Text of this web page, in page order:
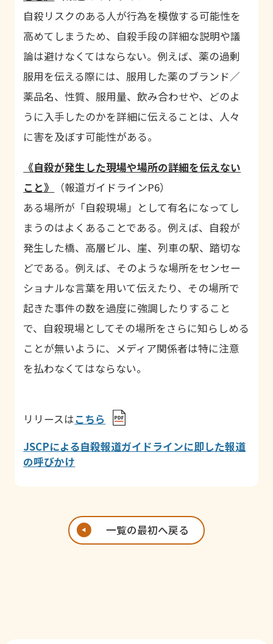
自殺リスクのある人が行為を模倣する可能性を
高めてしまうため、自殺手段の詳細な説明や議
論は避けなくてはならない。例えば、薬の過剰
服用を伝える際には、服用した薬のブランド／
薬品名、性質、服用量、飲み合わせや、どのよ
うに入手したのかを詳細に伝えることは、人々
に害を及ぼす可能性がある。
《自殺が発生した現場や場所の詳細を伝えない
こと》
（報道ガイドラインP6）
ある場所が「自殺現場」として有名になってし
まうのはよくあることである。例えば、自殺が
発生した橋、高層ビル、崖、列車の駅、踏切な
どである。例えば、そのような場所をセンセー
ショナルな言葉を用いて伝えたり、その場所で
起きた事件の数を過度に強調したりすること
で、自殺現場としてその場所をさらに知らしめる
ことが無いように、メディア関係者は特に注意
を払わなくてはならない。
リリースはこちら
JSCPによる自殺報道ガイドラインに即した報道
の呼びかけ
一覧の最初へ戻る